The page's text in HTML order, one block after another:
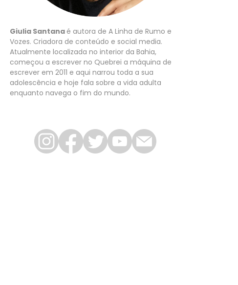
Giulia Santana é autora de A Linha de Rumo e
Vozes. Criadora de conteúdo e social media.
Atualmente localizada no interior da Bahia,
começou a escrever no Quebrei a máquina de
escrever em 2011 e aqui narrou toda a sua
adolescência e hoje fala sobre a vida adulta
enquanto navega o fim do mundo.